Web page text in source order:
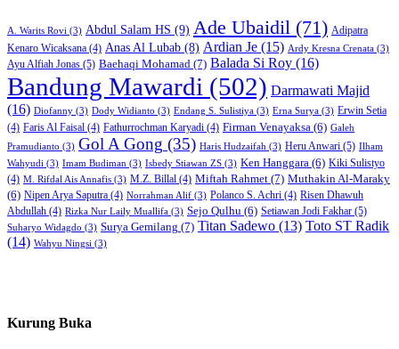
A. Warits Rovi (3) Abdul Salam HS (9) Ade Ubaidil (71) Adipatra
Kenaro Wicaksana (4) Anas Al Lubab (8) Ardian Je (15) Ardy Kresna Crenata (3)
Ayu Alfiah Jonas (5) Baehaqi Mohamad (7) Balada Si Roy (16)
Bandung Mawardi (502) Darmawati Majid
(16) Diofanny (3) Dody Widianto (3) Endang S. Sulistiya (3) Erna Surya (3) Erwin Setia
(4) Faris Al Faisal (4) Fathurrochman Karyadi (4) Firman Venayaksa (6) Galeh
Pramudianto (3) Gol A Gong (35) Haris Hudzaifah (3) Heru Anwari (5) Ilham
Wahyudi (3) Imam Budiman (3) Isbedy Stiawan ZS (3) Ken Hanggara (6) Kiki Sulistyo
(4) M. Rifdal Ais Annafis (3) M.Z. Billal (4) Miftah Rahmet (7) Muthakin Al-Maraky
(6) Nipen Arya Saputra (4) Norrahman Alif (3) Polanco S. Achri (4) Risen Dhawuh
Abdullah (4) Rizka Nur Laily Muallifa (3) Sejo Qulhu (6) Setiawan Jodi Fakhar (5)
Suharyo Widagdo (3) Surya Gemilang (7) Titan Sadewo (13) Toto ST Radik
(14) Wahyu Ningsi (3)
Kurung Buka